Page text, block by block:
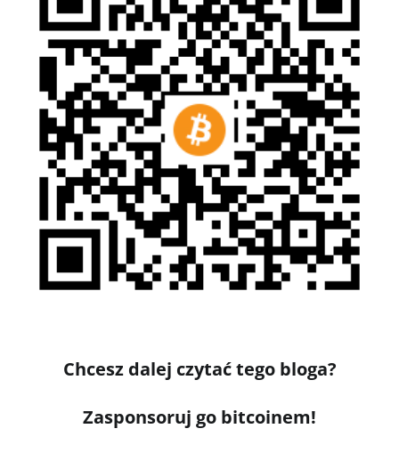
Chcesz dalej czytać tego bloga?
Zasponsoruj go bitcoinem!